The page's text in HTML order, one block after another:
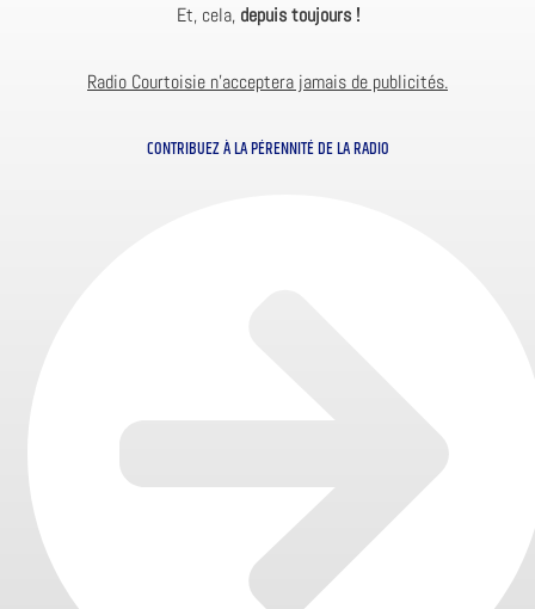
Et, cela, depuis toujours !
Radio Courtoisie n’acceptera jamais de publicités.
CONTRIBUEZ À LA PÉRENNITÉ DE LA RADIO